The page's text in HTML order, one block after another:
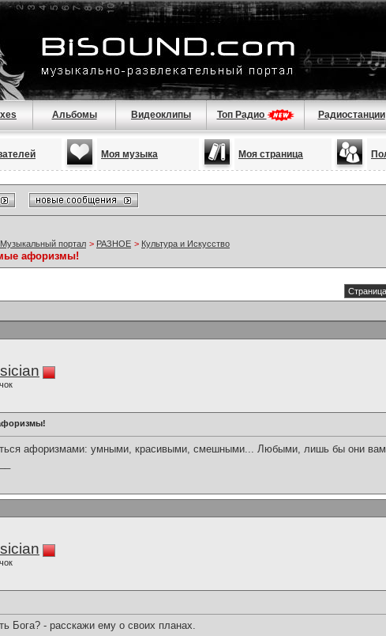
Альбомы Видеоклипы Топ Радио Радиостанции
Моя музыка Моя страница
портал > РАЗНОЕ > Культура и Искусство
афоризмы!
афоризмами: умными, красивыми, смешными... Любыми, лишь бы они вам
Бога? - расскажи ему о своих планах.